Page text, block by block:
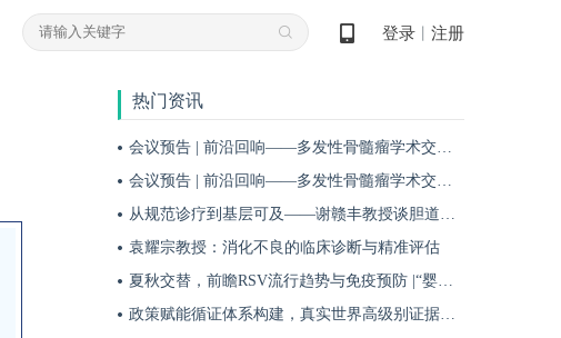
登录 注册
热门资讯
会议预告 | 前沿回响——多发性骨髓瘤学术交流会第十九期即将启幕！
会议预告 | 前沿回响——多发性骨髓瘤学术交流会第十八期即将启幕！
从规范诊疗到基层可及——谢赣丰教授谈胆道肿瘤防治的本土化实践之路
袁耀宗教授：消化不良的临床诊断与精准评估
夏秋交替，前瞻RSV流行趋势与免疫预防 |“婴儿RSV预防圆桌派”专题访谈
政策赋能循证体系构建，真实世界高级别证据夯实斯鲁利单抗一线治疗广泛期小细胞肺癌临床地位